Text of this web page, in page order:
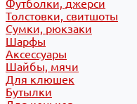
Футболки, джерси
Толстовки, свитшоты
Сумки, рюкзаки
Шарфы
Аксессуары
Шайбы, мячи
Для клюшек
Бутылки